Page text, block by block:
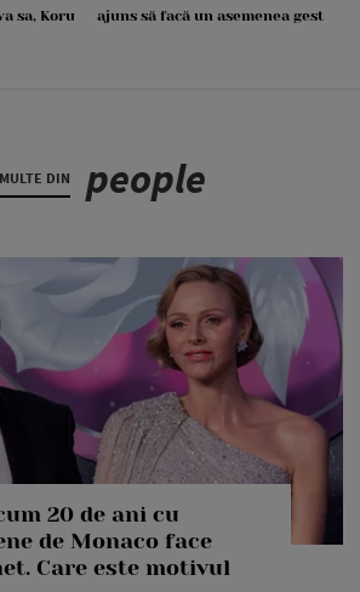
sa, Koru
ajuns să facă un asemenea gest
DIN people
20 de ani cu
de Monaco face
Care este motivul